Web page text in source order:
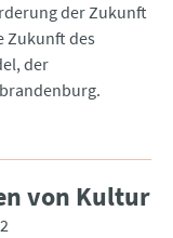
der Zukunft
Zukunft des
der
von Kultur